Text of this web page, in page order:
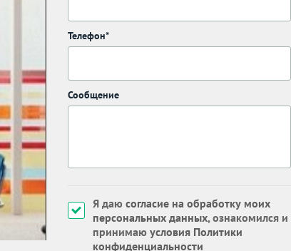
Телефон*
Сообщение
Я даю согласие на обработку моих
персональных данных, ознакомился и
принимаю условия Политики
конфиденциальности